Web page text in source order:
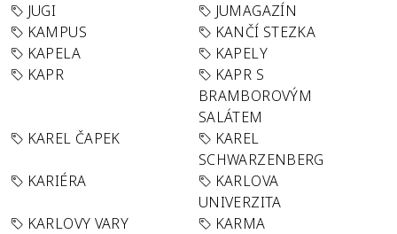
JUGI
JUMAGAZÍN
KAMPUS
KANČÍ STEZKA
KAPELA
KAPELY
KAPR
KAPR S
BRAMBOROVÝM
SALÁTEM
KAREL ČAPEK
KAREL
SCHWARZENBERG
KARIÉRA
KARLOVA
UNIVERZITA
KARLOVY VARY
KARMA